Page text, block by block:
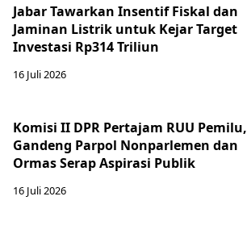
Jabar Tawarkan Insentif Fiskal dan
Jaminan Listrik untuk Kejar Target
Investasi Rp314 Triliun
16 Juli 2026
Komisi II DPR Pertajam RUU Pemilu,
Gandeng Parpol Nonparlemen dan
Ormas Serap Aspirasi Publik
16 Juli 2026